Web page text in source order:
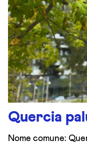
Quercia
Nome comune: